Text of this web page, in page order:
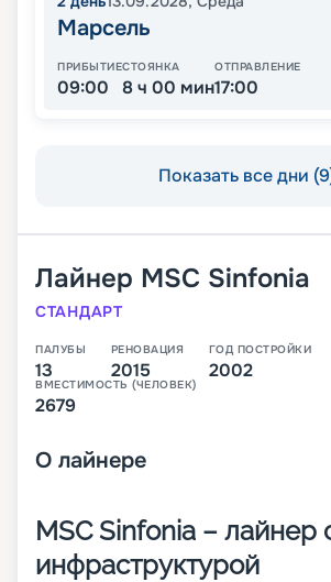
Марсель
ПРИБЫТИЕ
09:00
СТОЯНКА
8 ч 00 мин
ОТПРАВЛЕНИЕ
17:00
Показать все дни
Лайнер MSC Sinfonia
СТАНДАРТ
ПАЛУБЫ
13
РЕНОВАЦИЯ
2015
ГОД ПОСТРОЙКИ
2002
ВМЕСТИМОСТЬ (ЧЕЛОВЕК)
2679
О лайнере
MSC Sinfonia – лайнер
инфраструктурой